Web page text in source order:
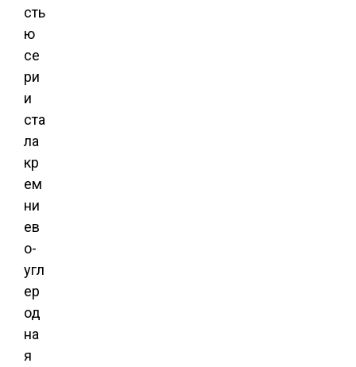
сть
ю
се
ри
и
ста
ла
кр
ем
ни
ев
о-
угл
ер
од
на
я